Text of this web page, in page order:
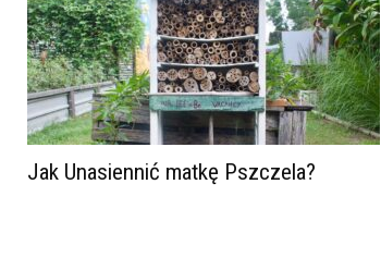
Jak Unasiennić matkę Pszczela?